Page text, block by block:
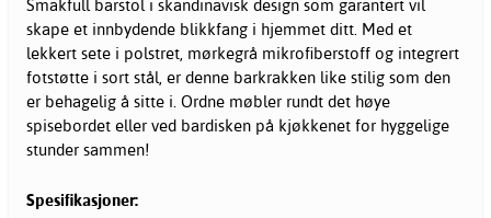
Smakfull barstol i skandinavisk design som garantert vil
skape et innbydende blikkfang i hjemmet ditt. Med et
lekkert sete i polstret, mørkegrå mikrofiberstoff og integrert
fotstøtte i sort stål, er denne barkrakken like stilig som den
er behagelig å sitte i. Ordne møbler rundt det høye
spisebordet eller ved bardisken på kjøkkenet for hyggelige
stunder sammen!
Spesifikasjoner: